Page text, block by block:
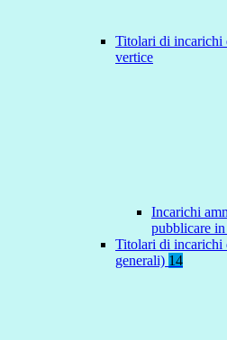
Titolari di incarichi
vertice
Incarichi
pubblicare
Titolari di incarichi
generali) 14